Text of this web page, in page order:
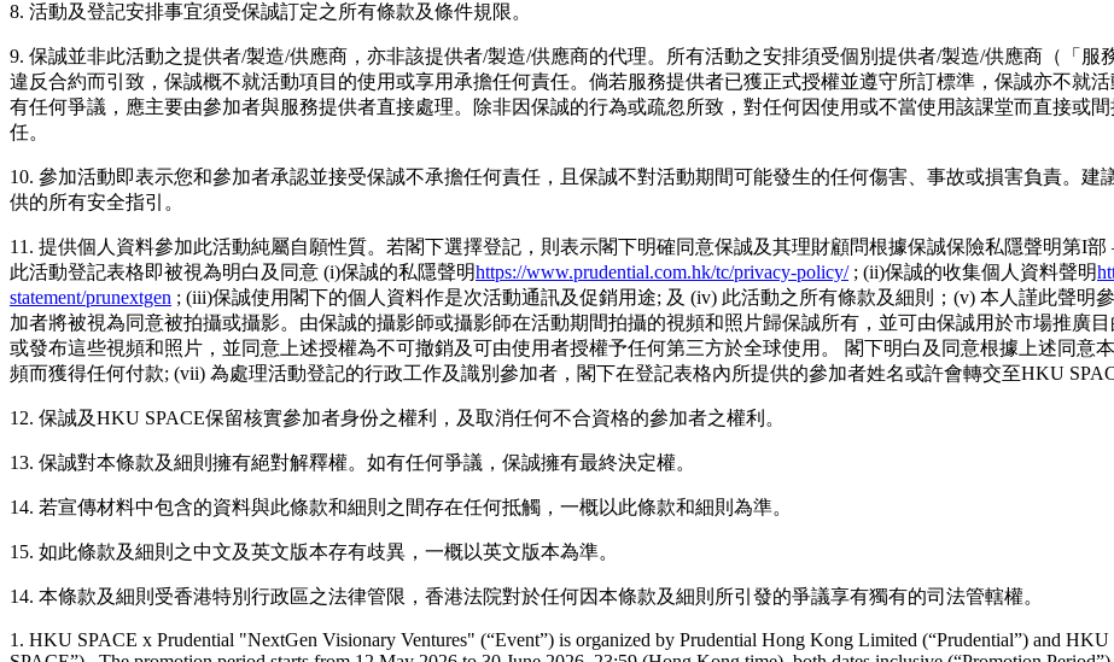
8. 活動及登記安排事宜須受保誠訂定之所有條款及條件規限。
9. 保誠並非此活動之提供者/製造/供應商，亦非該提供者/製造/供應商的代理。所有活動之安排須受個別提供者/製造/供應商（「
違反合約而引致，保誠概不就活動項目的使用或享用承擔任何責任。倘若服務提供者已獲正式授權並遵守所訂標準，保誠亦不就
有任何爭議，應主要由參加者與服務提供者直接處理。除非因保誠的行為或疏忽所致，對任何因使用或不當使用該課堂而直接或
任。
10. 參加活動即表示您和參加者承認並接受保誠不承擔任何責任，且保誠不對活動期間可能發生的任何傷害、事故或損害負責。
供的所有安全指引。
11. 提供個人資料參加此活動純屬自願性質。若閣下選擇登記，則表示閣下明確同意保誠及其理財顧問根據保誠保險私隱聲明第I
此活動登記表格即被視為明白及同意 (i)保誠的私隱聲明https://www.prudential.com.hk/tc/privacy-policy/; (ii)保誠的收集個人資料聲明
statement/prunextgen ; (iii)保誠使用閣下的個人資料作是次活動通訊及促銷用途; 及 (iv) 此活動之所有條款及細則；(v) 本人謹此聲明
加者將被視為同意被拍攝或攝影。由保誠的攝影師或攝影師在活動期間拍攝的視頻和照片歸保誠所有，並可由保誠用於市場推廣
或發布這些視頻和照片，並同意上述授權為不可撤銷及可由使用者授權予任何第三方於全球使用。 閣下明白及同意根據上述同意
頻而獲得任何付款; (vii) 為處理活動登記的行政工作及識別參加者，閣下在登記表格內所提供的參加者姓名或許會轉交至HKU
12. 保誠及HKU SPACE保留核實參加者身份之權利，及取消任何不合資格的參加者之權利。
13. 保誠對本條款及細則擁有絕對解釋權。如有任何爭議，保誠擁有最終決定權。
14. 若宣傳材料中包含的資料與此條款和細則之間存在任何抵觸，一概以此條款和細則為準。
15. 如此條款及細則之中文及英文版本存有歧異，一概以英文版本為準。
14. 本條款及細則受香港特別行政區之法律管限，香港法院對於任何因本條款及細則所引發的爭議享有獨有的司法管轄權。
1. HKU SPACE x Prudential "NextGen Visionary Ventures" (“Event”) is organized by Prudential Hong Kong Limited (“Prudential”) and